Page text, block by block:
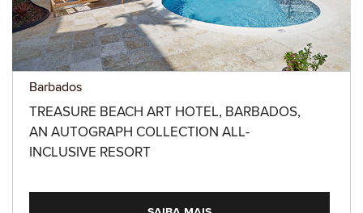
Barbados
TREASURE BEACH ART HOTEL, BARBADOS,
AN AUTOGRAPH COLLECTION ALL-
INCLUSIVE RESORT